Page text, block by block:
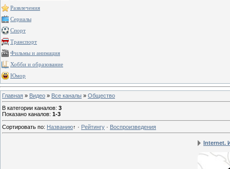
Развлечения
Сериалы
Спорт
Транспорт
Фильмы и анимация
Хобби и образование
Юмор
Главная » Видео » Все каналы » Общество
В категории каналов: 3
Показано каналов: 1-3
Сортировать по: Названию↑ · Рейтингу · Воспроизведения
Internet.